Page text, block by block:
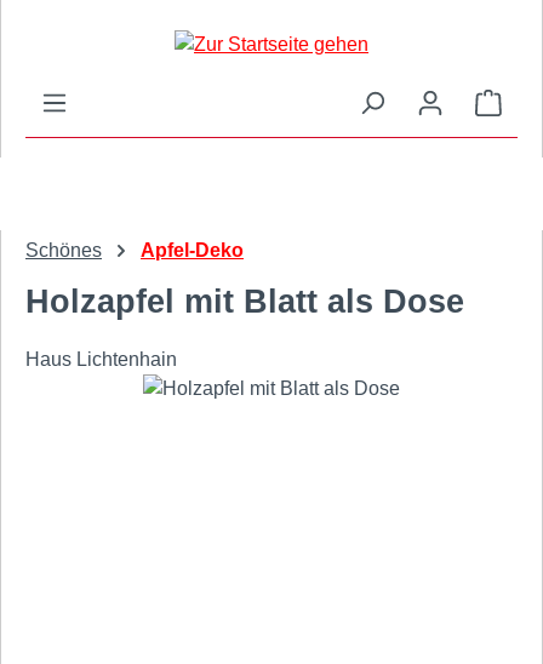
Zum Hauptinhalt springen
Schönes Apfel-Deko
Holzapfel mit Blatt als Dose
Haus Lichtenhain
Bildergalerie überspringen